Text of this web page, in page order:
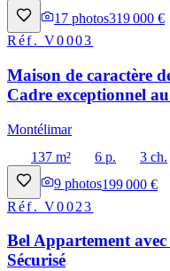
17 photos319 000 €
Réf.V0003
Maison de caractère
Cadre exceptionnel
Montélimar
137 m²
6 p. 3 ch.
9 photos199 000 €
Réf.V0023
Bel Appartement
Sécurisé